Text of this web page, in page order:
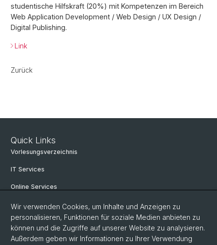
studentische Hilfskraft (20%) mit Kompetenzen im Bereich
Web Application Development / Web Design / UX Design /
Digital Publishing.
Link
Zurück
Quick Links
Vorlesungsverzeichnis
IT Services
Online Services
Personensuche
PhD Programm
Dokumente & Links
Wir verwenden Cookies, um Inhalte und Anzeigen zu
personalisieren, Funktionen für soziale Medien anbieten zu
können und die Zugriffe auf unserer Website zu analysieren.
Außerdem geben wir Informationen zu Ihrer Verwendung